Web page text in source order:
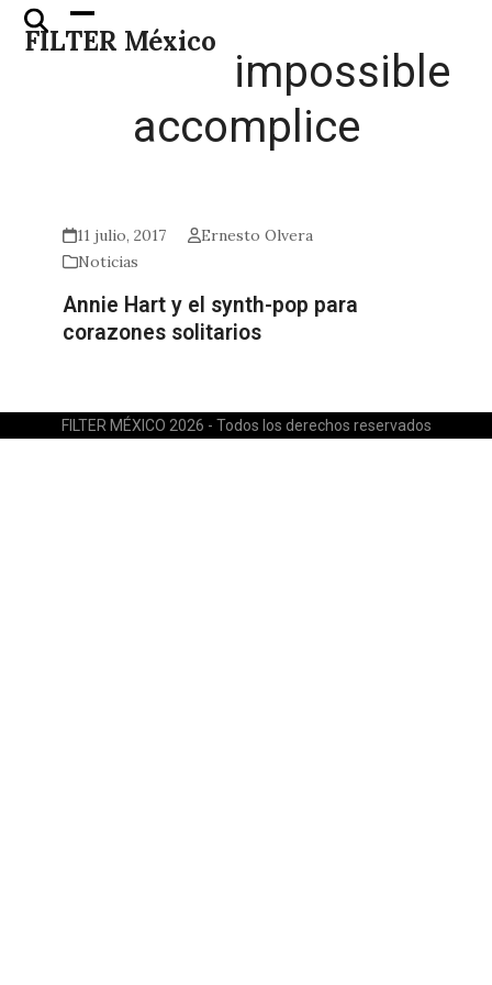
Skip
FILTER México
Open
mobile
Close
mobile
impossible
accomplice
11 julio, 2017
Ernesto Olvera
Noticias
Annie Hart y el synth-pop para
corazones solitarios
FILTER MÉXICO 2026 - Todos los derechos reservados